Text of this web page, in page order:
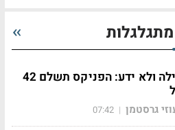
נהג בשלילה ולא ידע: הפניקס תשלם 42
גרסטמן |
07:42